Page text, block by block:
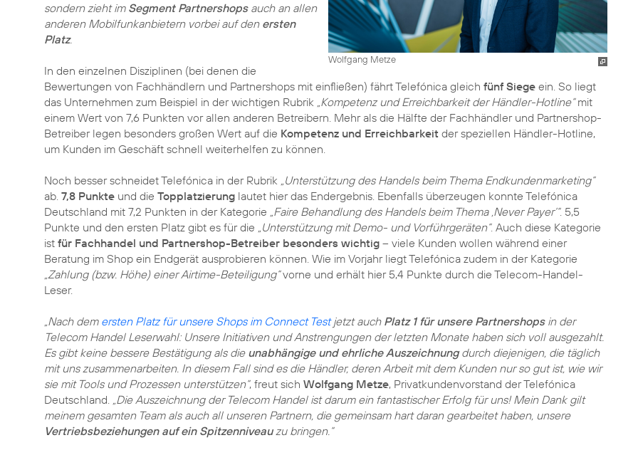
Wolfgang Metze
sondern zieht im Segment Partnershopsauch an allen
anderen Mobilfunkanbietern vorbei auf den ersten
Platz.
In den einzelnen Disziplinen (bei denen die
Bewertungen von Fachhändlern und Partnershops mit einfließen) fährt Telefónica gleich fünf Siege ein. So liegt
das Unternehmen zum Beispiel in der wichtigen Rubrik „Kompetenz und Erreichbarkeit der Händler-Hotline“mit
einem Wert von 7,6 Punkten vor allen anderen Betreibern. Mehr als die Hälfte der Fachhändler und Partnershop-
Betreiber legen besonders großen Wert auf die Kompetenz und Erreichbarkeit der speziellen Händler-Hotline,
um Kunden im Geschäft schnell weiterhelfen zu können.
Noch besser schneidet Telefónica in der Rubrik „Unterstützung des Handels beim Thema Endkundenmarketing“
ab. 7,8 Punkte und die Topplatzierung lautet hier das Endergebnis. Ebenfalls überzeugen konnte Telefónica
Deutschland mit 7,2 Punkten in der Kategorie „Faire Behandlung des Handels beim Thema ‚Never Payer‘“. 5,5
Punkte und den ersten Platz gibt es für die „Unterstützung mit Demo- und Vorführgeräten“. Auch diese Kategorie
ist für Fachhandel und Partnershop-Betreiber besonders wichtig – viele Kunden wollen während einer
Beratung im Shop ein Endgerät ausprobieren können. Wie im Vorjahr liegt Telefónica zudem in der Kategorie
„Zahlung (bzw. Höhe) einer Airtime-Beteiligung“vorne und erhält hier 5,4 Punkte durch die Telecom-Handel-
Leser.
„Nach dem ersten Platz für unsere Shops im Connect Testjetzt auch Platz 1 für unsere Partnershopsin der
Telecom Handel Leserwahl: Unsere Initiativen und Anstrengungen der letzten Monate haben sich voll ausgezahlt.
Es gibt keine bessere Bestätigung als die unabhängige und ehrliche Auszeichnungdurch diejenigen, die täglich
mit uns zusammenarbeiten. In diesem Fall sind es die Händler, deren Arbeit mit dem Kunden nur so gut ist, wie wir
sie mit Tools und Prozessen unterstützen“, freut sich Wolfgang Metze, Privatkundenvorstand der Telefónica
Deutschland. „Die Auszeichnung der Telecom Handel ist darum ein fantastischer Erfolg für uns! Mein Dank gilt
meinem gesamten Team als auch all unseren Partnern, die gemeinsam hart daran gearbeitet haben, unsere
Vertriebsbeziehungen auf ein Spitzenniveauzu bringen.“